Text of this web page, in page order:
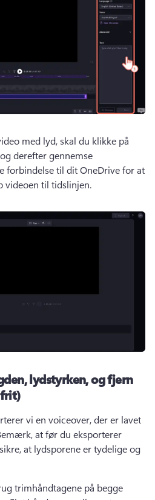
med lyd, skal du klikke på
derefter gennemse
forbindelse til dit OneDrive for at
videoen til tidslinjen.
lydstyrken, og fjern
vi en voiceover, der er lavet
at før du eksporterer
at lydsporene er tydelige og
trimhåndtagene på begge